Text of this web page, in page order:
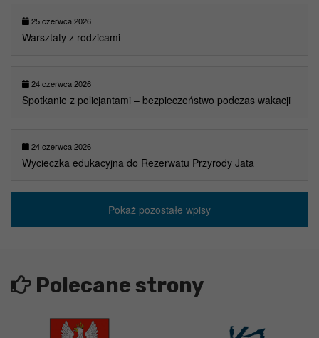
25 czerwca 2026
Warsztaty z rodzicami
24 czerwca 2026
Spotkanie z policjantami – bezpieczeństwo podczas wakacji
24 czerwca 2026
Wycieczka edukacyjna do Rezerwatu Przyrody Jata
Pokaż pozostałe wpisy
Polecane strony